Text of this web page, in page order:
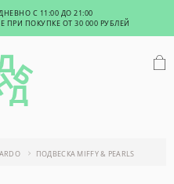
С 11:00 ДО 21:00
ПОКУПКЕ ОТ 30 000 РУБЛЕЙ
ПОДВЕСКА MIFFY & PEARLS